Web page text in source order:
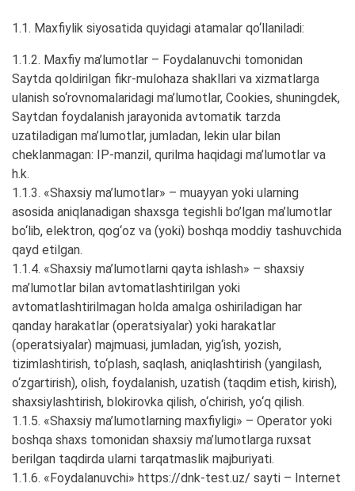
1.1. Maxfiylik siyosatida quyidagi atamalar qo‘llaniladi:
1.1.2. Maxfiy ma’lumotlar – Foydalanuvchi tomonidan
Saytda qoldirilgan fikr-mulohaza shakllari va xizmatlarga
ulanish so‘rovnomalaridagi ma’lumotlar, Cookies, shuningdek,
Saytdan foydalanish jarayonida avtomatik tarzda
uzatiladigan ma’lumotlar, jumladan, lekin ular bilan
cheklanmagan: IP-manzil, qurilma haqidagi ma’lumotlar va
h.k.
1.1.3. «Shaxsiy ma’lumotlar» – muayyan yoki ularning
asosida aniqlanadigan shaxsga tegishli bo’lgan ma’lumotlar
bo‘lib, elektron, qog‘oz va (yoki) boshqa moddiy tashuvchida
qayd etilgan.
1.1.4. «Shaxsiy ma’lumotlarni qayta ishlash» – shaxsiy
ma’lumotlar bilan avtomatlashtirilgan yoki
avtomatlashtirilmagan holda amalga oshiriladigan har
qanday harakatlar (operatsiyalar) yoki harakatlar
(operatsiyalar) majmuasi, jumladan, yig‘ish, yozish,
tizimlashtirish, to‘plash, saqlash, aniqlashtirish (yangilash,
o‘zgartirish), olish, foydalanish, uzatish (taqdim etish, kirish),
shaxsiylashtirish, blokirovka qilish, o‘chirish, yo‘q qilish.
1.1.5. «Shaxsiy ma’lumotlarning maxfiyligi» – Operator yoki
boshqa shaxs tomonidan shaxsiy ma’lumotlarga ruxsat
berilgan taqdirda ularni tarqatmaslik majburiyati.
1.1.6. «Foydalanuvchi» https://dnk-test.uz/ sayti – Internet